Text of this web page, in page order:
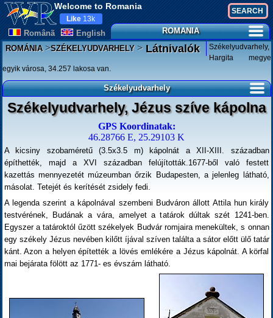
Welcome to Romania
Românã English
Like 13k
ROMANIA
ROMÁNIA>SZÉKELYUDVARHELY>Látnivalók
Székelyudvarhely,
Hargita megye
egyik városa, 34.257 lakosa van.
Székelyudvarhely
Székelyudvarhely, Jézus szíve kápolna
GPS Koordinatak:
46.28766 E, 25.29103 K
A kicsiny szobaméretű (3.5x3.5 m) kápolnát a XII-XIII. században
építhették, majd a XVI században felújították.1677-ből való festett
kazettás mennyezetét múzeumban őrzik Budapesten, a jelenleg látható,
másolat. Tetejét és kerítését zsidely fedi.
A legenda szerint a kápolnával szembeni Budváron állott Attila hun király
testvérének, Budának a vára, amelyet a tatárok dúltak szét 1241-ben.
Egyszer a tatároktól űzött székelyek Budvár romjaira menekültek, s onnan
egy székely Jézus nevében kilőtt íjával szíven találta a sátor előtt ülő tatár
kánt. Azon a helyen építették a lövés emlékére a Jézus kápolnát. A körfal
mai bejárata fölött az 1771- es évszám látható.